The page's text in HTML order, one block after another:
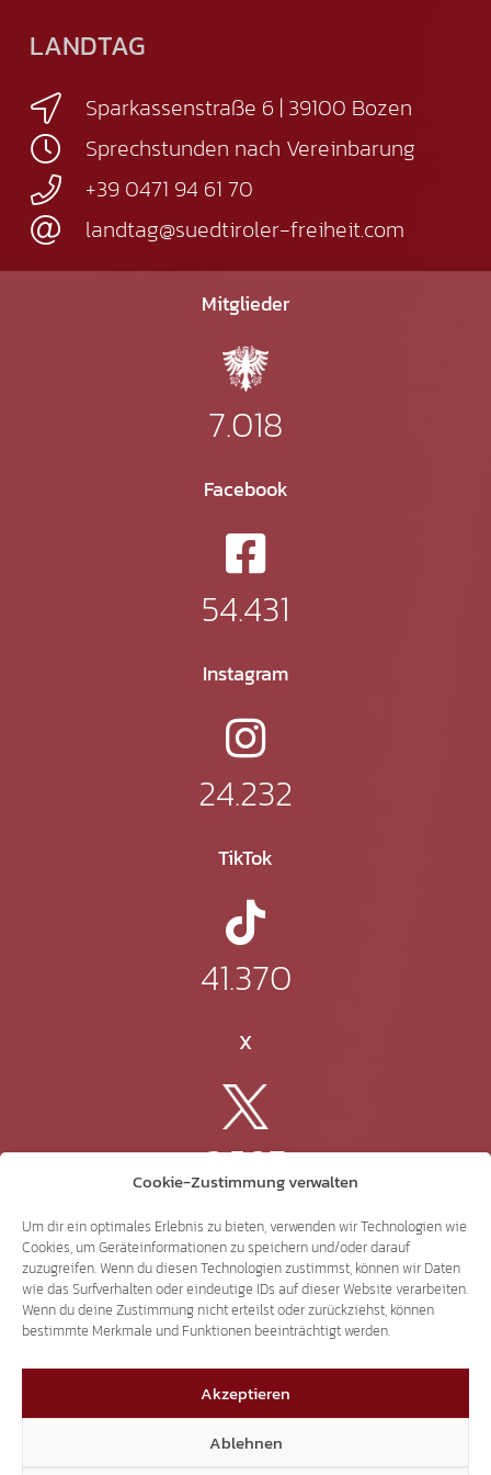
Cookie-Zustimmung verwalten
Um dir ein optimales Erlebnis zu bieten, verwenden wir Technologien wie
Cookies, um Geräteinformationen zu speichern und/oder darauf
zuzugreifen. Wenn du diesen Technologien zustimmst, können wir Daten
wie das Surfverhalten oder eindeutige IDs auf dieser Website verarbeiten.
Wenn du deine Zustimmung nicht erteilst oder zurückziehst, können
bestimmte Merkmale und Funktionen beeinträchtigt werden.
Akzeptieren
Ablehnen
LANDTAG
Sparkassenstraße 6 | 39100 Bozen
Sprechstunden nach Vereinbarung
+39 0471 94 61 70
landtag@suedtiroler-freiheit.com
Mitglieder
7.018
Facebook
54.431
Instagram
24.232
TikTok
41.370
X
3.507
Threads
3.401
YouTube